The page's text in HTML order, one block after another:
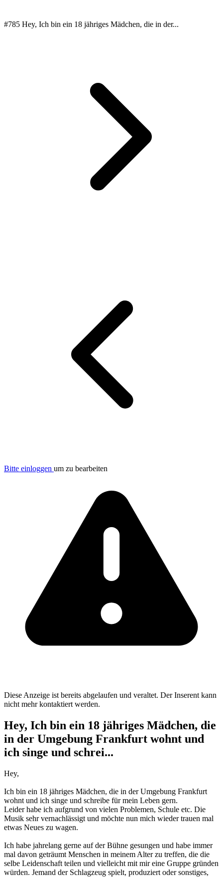
#785 Hey, Ich bin ein 18 jähriges Mädchen, die in der...
Bitte einloggen um zu bearbeiten
Diese Anzeige ist bereits abgelaufen und veraltet. Der Inserent kann
nicht mehr kontaktiert werden.
Hey, Ich bin ein 18 jähriges Mädchen, die
in der Umgebung Frankfurt wohnt und
ich singe und schrei...
Hey,
Ich bin ein 18 jähriges Mädchen, die in der Umgebung Frankfurt
wohnt und ich singe und schreibe für mein Leben gern.
Leider habe ich aufgrund von vielen Problemen, Schule etc. Die
Musik sehr vernachlässigt und möchte nun mich wieder trauen mal
etwas Neues zu wagen.
Ich habe jahrelang gerne auf der Bühne gesungen und habe immer
mal davon geträumt Menschen in meinem Alter zu treffen, die die
selbe Leidenschaft teilen und vielleicht mit mir eine Gruppe gründen
würden. Jemand der Schlagzeug spielt, produziert oder sonstiges,